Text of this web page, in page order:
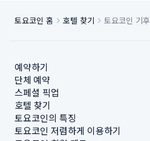
토요코인 홈 호텔 찾기 토요코인 기후
예약하기
단체 예약
스페셜 픽업
호텔 찾기
토요코인의 특징
토요코인 저렴하게 이용하기